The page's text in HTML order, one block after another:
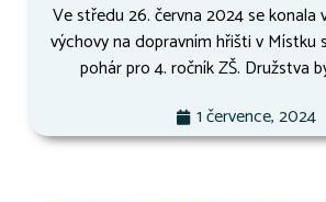
Ve středu 26. června 2024 se konala
výchovy na dopravním hřišti v Místku
pohár pro 4. ročník ZŠ. Družstva
1 července, 2024